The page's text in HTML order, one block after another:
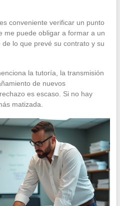
conveniente verificar un punto
me puede obligar a formar a un
lo que prevé su contrato y su
la tutoría, la transmisión
de nuevos
es escaso. Si no hay
matizada.